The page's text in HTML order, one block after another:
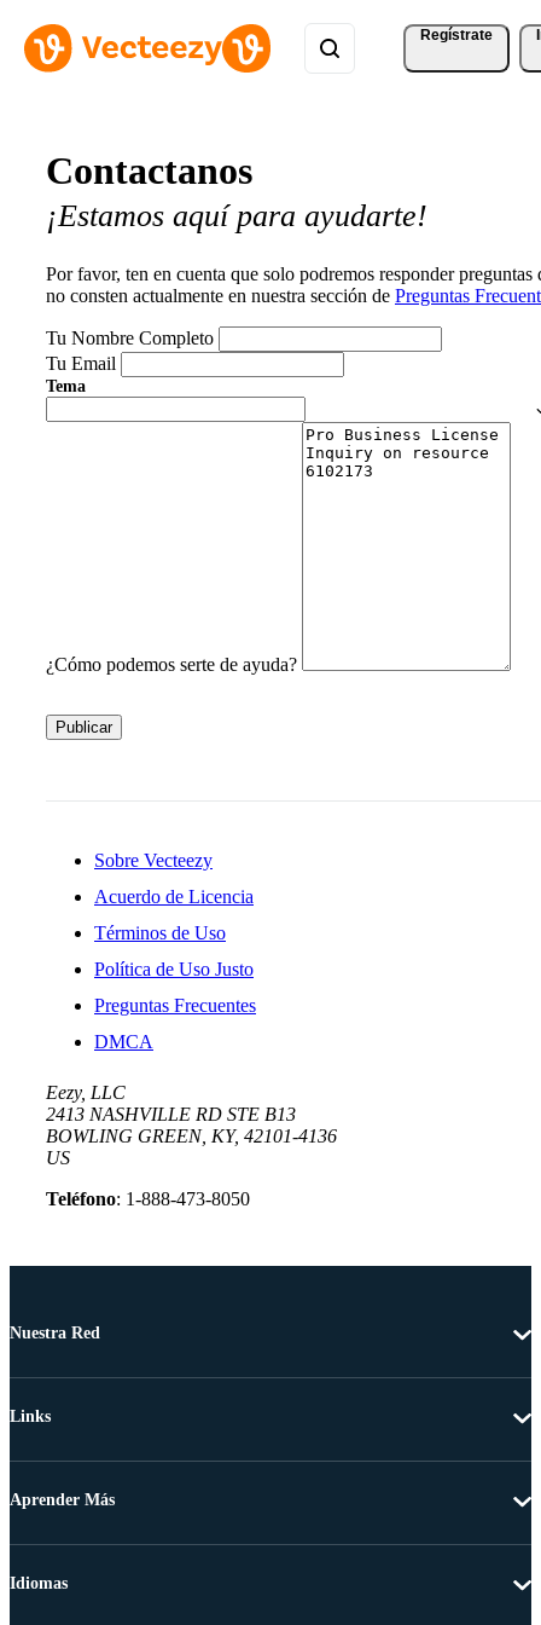
Regístrate
Contactanos
¡Estamos aquí para ayudarte!
Por favor, ten en cuenta que solo podremos responder preguntas
no consten actualmente en nuestra sección de Preguntas
Tu Nombre Completo
Tu Email
Tema
¿Cómo podemos serte de ayuda?
Publicar
Sobre Vecteezy
Acuerdo de Licencia
Términos de Uso
Política de Uso Justo
Preguntas Frecuentes
DMCA
Eezy, LLC
2413 NASHVILLE RD STE B13
BOWLING GREEN, KY, 42101-4136
US
Teléfono: 1-888-473-8050
Nuestra Red
Links
Aprender Más
Idiomas